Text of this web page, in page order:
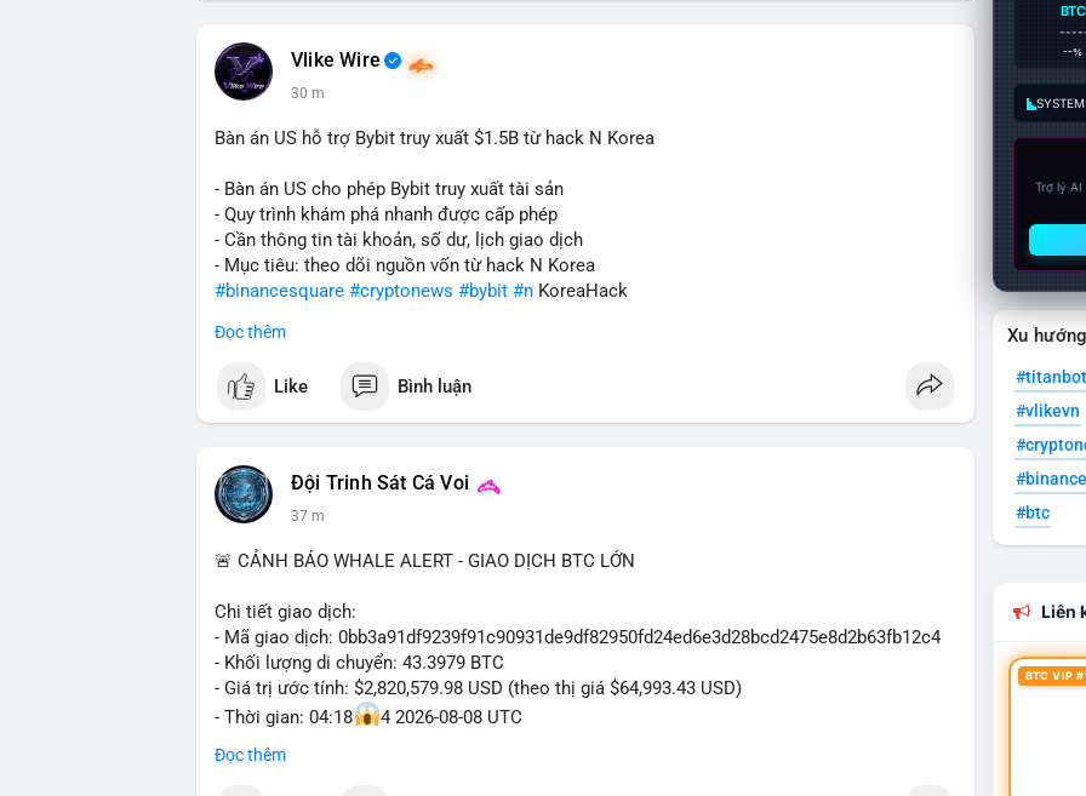
Vlike Wire
30 m
Bàn án US hỗ trợ Bybit truy xuất $1.5B từ hack N Korea
- Bàn án US cho phép Bybit truy xuất tài sản
- Quy trình khám phá nhanh được cấp phép
- Cần thông tin tài khoản, số dư, lịch giao dịch
- Mục tiêu: theo dõi nguồn vốn từ hack N Korea
#binancesquare #cryptonews #bybit #n KoreaHack
$btc $eth
#vlikevn #titanbot
Đọc thêm
Like Bình luận
Đội Trinh Sát Cá Voi
38 m
🚨 CẢNH BÁO WHALE ALERT - GIAO DỊCH BTC LỚN
Chi tiết giao dịch:
- Mã giao dịch: 0bb3a91df9239f91c90931de9df82950fd24ed6e3d28bcd2475e8d2b63fb12c4
- Khối lượng di chuyển: 43.3979 BTC
- Giá trị ước tính: $2,820,579.98 USD (theo thị giá $64,993.43 USD)
- Thời gian: 04:18
4 2026-08-08 UTC
Nhận định phân tích hành vi của Cá voi dựa trên giao dịch này: Khối lượng 43.3979 BTC
Đọc thêm
BTC
--%
Trợ lý
Xu
#titanbot
#vlikevn
#btc
Liên
BTC VIP